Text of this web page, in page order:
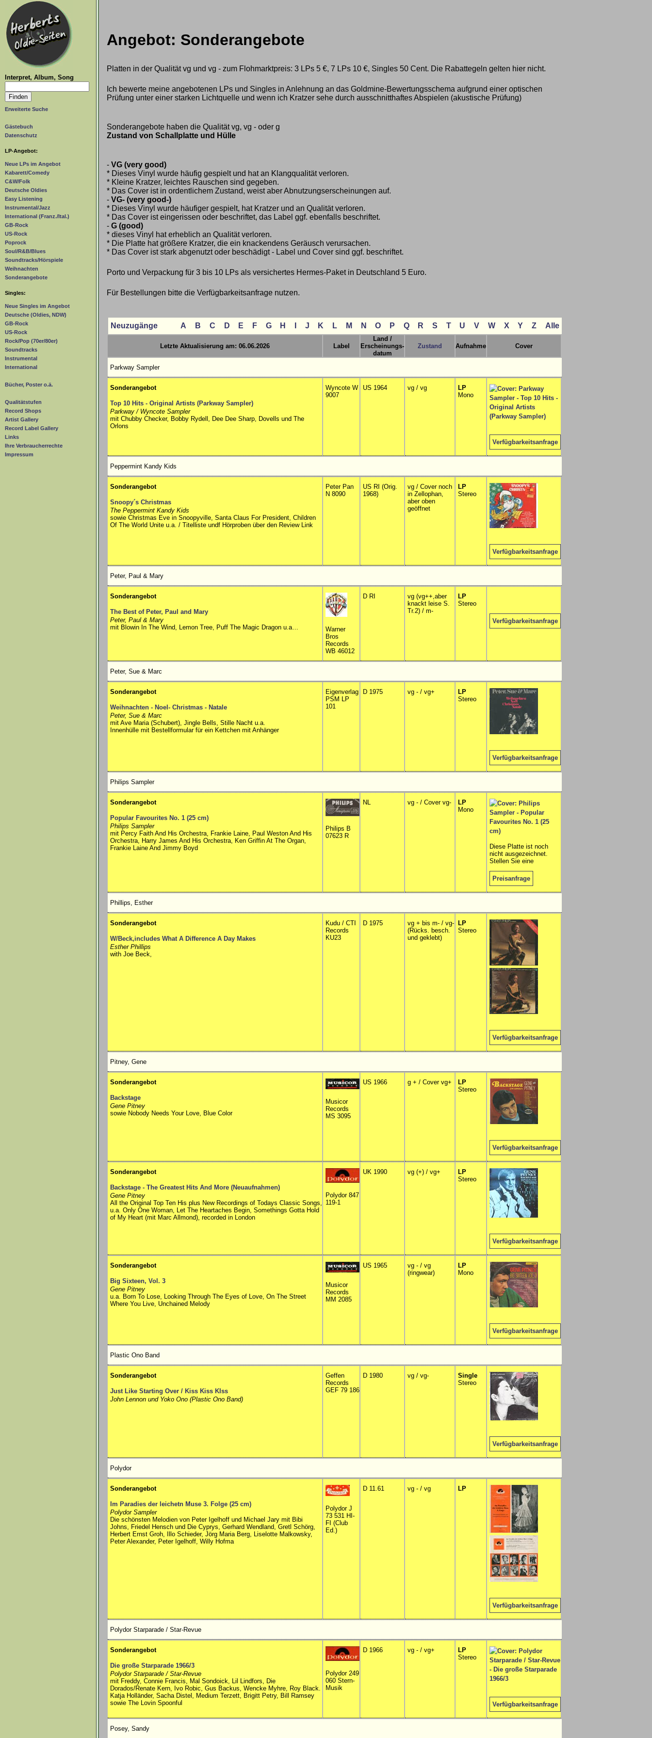
Interpret, Album, Song
Erweiterte Suche
Gästebuch
Datenschutz
LP-Angebot:
Neue LPs im Angebot
Kabarett/Comedy
C&W/Folk
Deutsche Oldies
Easy Listening
Instrumental/Jazz
International (Franz./Ital.)
GB-Rock
US-Rock
Poprock
Soul/R&B/Blues
Soundtracks/Hörspiele
Weihnachten
Sonderangebote
Singles:
Neue Singles im Angebot
Deutsche (Oldies, NDW)
GB-Rock
US-Rock
Rock/Pop (70er/80er)
Soundtracks
Instrumental
International
Bücher, Poster o.ä.
Qualitätstufen
Record Shops
Artist Gallery
Record Label Gallery
Links
Ihre Verbraucherrechte
Impressum
Angebot: Sonderangebote
Platten in der Qualität vg und vg - zum Flohmarktpreis: 3 LPs 5 €, 7 LPs 10 €, Singles 50 Cent. Die Rabattegeln gelten hier nicht.
Ich bewerte meine angebotenen LPs und Singles in Anlehnung an das Goldmine-Bewertungsschema aufgrund einer optischen
Prüfung unter einer starken Lichtquelle und wenn ich Kratzer sehe durch ausschnitthaftes Abspielen (akustische Prüfung)
Sonderangebote haben die Qualität vg, vg - oder g
Zustand von Schallplatte und Hülle
- VG (very good)
* Dieses Vinyl wurde häufig gespielt und hat an Klangqualität verloren.
* Kleine Kratzer, leichtes Rauschen sind gegeben.
* Das Cover ist in ordentlichem Zustand, weist aber Abnutzungserscheinungen auf.
- VG- (very good-)
* Dieses Vinyl wurde häufiger gespielt, hat Kratzer und an Qualität verloren.
* Das Cover ist eingerissen oder beschriftet, das Label ggf. ebenfalls beschriftet.
- G (good)
* dieses Vinyl hat erheblich an Qualität verloren.
* Die Platte hat größere Kratzer, die ein knackendens Geräusch verursachen.
* Das Cover ist stark abgenutzt oder beschädigt - Label und Cover sind ggf. beschriftet.
Porto und Verpackung für 3 bis 10 LPs als versichertes Hermes-Paket in Deutschland 5 Euro.
Für Bestellungen bitte die Verfügbarkeitsanfrage nutzen.
Neuzugänge A B C D E F G H J K L M N O P Q R S T U V W X Y Z Alle
Letzte Aktualisierung am: 06.06.2026 Label
Land /
Erscheinungs-
datum
Zustand Aufnahme Cover
Parkway Sampler
Sonderangebot
Top 10 Hits - Original Artists (Parkway Sampler)
Parkway / Wyncote Sampler
mit Chubby Checker, Bobby Rydell, Dee Dee Sharp, Dovells und The
Orlons
Wyncote W
9007
US 1964 vg / vg
LP
Mono
Verfügbarkeitsanfrage
Peppermint Kandy Kids
Sonderangebot
Snoopy´s Christmas
The Peppermint Kandy Kids
sowie Christmas Eve in Snoopyville, Santa Claus For President, Children
Of The World Unite u.a. / Titelliste undf Hörproben über den Review Link
Peter Pan
N 8090
US RI (Orig.
1968)
vg / Cover noch
in Zellophan,
aber oben
geöffnet
LP
Stereo
Verfügbarkeitsanfrage
Peter, Paul & Mary
Sonderangebot
The Best of Peter, Paul and Mary
Peter, Paul & Mary
mit Blowin In The Wind, Lemon Tree, Puff The Magic Dragon u.a…
Warner
Bros
Records
WB 46012
D RI
vg (vg++,aber
knackt leise S.
Tr.2) / m-
LP
Stereo
Verfügbarkeitsanfrage
Peter, Sue & Marc
Sonderangebot
Weihnachten - Noel- Christmas - Natale
Peter, Sue & Marc
mit Ave Maria (Schubert), Jingle Bells, Stille Nacht u.a.
Innenhülle mit Bestellformular für ein Kettchen mit Anhänger
Eigenverlag
PSM LP
101
D 1975 vg - / vg+
LP
Stereo
Verfügbarkeitsanfrage
Philips Sampler
Sonderangebot
Popular Favourites No. 1 (25 cm)
Philips Sampler
mit Percy Faith And His Orchestra, Frankie Laine, Paul Weston And His
Orchestra, Harry James And His Orchestra, Ken Griffin At The Organ,
Frankie Laine And Jimmy Boyd
Philips B
07623 R
NL vg - / Cover vg-
LP
Mono
Diese Platte ist noch
nicht ausgezeichnet.
Stellen Sie eine
Preisanfrage
Phillips, Esther
Sonderangebot
W/Beck,includes What A Difference A Day Makes
Esther Phillips
with Joe Beck,
Kudu / CTI
Records
KU23
D 1975
vg + bis m- / vg-
(Rücks. besch.
und geklebt)
LP
Stereo
Verfügbarkeitsanfrage
Pitney, Gene
Sonderangebot
Backstage
Gene Pitney
sowie Nobody Needs Your Love, Blue Color
Musicor
Records
MS 3095
US 1966 g + / Cover vg+
LP
Stereo
Verfügbarkeitsanfrage
Sonderangebot
Backstage - The Greatest Hits And More (Neuaufnahmen)
Gene Pitney
All the Original Top Ten His plus New Recordings of Todays Classic Songs,
u.a. Only One Woman, Let The Heartaches Begin, Somethings Gotta Hold
of My Heart (mit Marc Allmond), recorded in London
Polydor 847
119-1
UK 1990 vg (+) / vg+
LP
Stereo
Verfügbarkeitsanfrage
Sonderangebot
Big Sixteen, Vol. 3
Gene Pitney
u.a. Born To Lose, Looking Through The Eyes of Love, On The Street
Where You Live, Unchained Melody
Musicor
Records
MM 2085
US 1965
vg - / vg
(ringwear)
LP
Mono
Verfügbarkeitsanfrage
Plastic Ono Band
Sonderangebot
Just Like Starting Over / Kiss Kiss KIss
John Lennon und Yoko Ono (Plastic Ono Band)
Geffen
Records
GEF 79 186
D 1980 vg / vg-
Single
Stereo
Verfügbarkeitsanfrage
Polydor
Sonderangebot
Im Paradies der leichetn Muse 3. Folge (25 cm)
Polydor Sampler
Die schönsten Melodien von Peter Igelhoff und Michael Jary mit Bibi
Johns, Friedel Hensch und Die Cyprys, Gerhard Wendland, Gretl Schörg,
Herbert Ernst Groh, Illo Schieder, Jörg Maria Berg, Liselotte Malkowsky,
Peter Alexander, Peter Igelhoff, Willy Hofma
Polydor J
73 531 HI-
FI (Club
Ed.)
D 11.61 vg - / vg LP
Verfügbarkeitsanfrage
Polydor Starparade / Star-Revue
Sonderangebot
Die große Starparade 1966/3
Polydor Starparade / Star-Revue
mit Freddy, Connie Francis, Mal Sondoick, Lil Lindfors, Die
Dorados/Renate Kern, Ivo Robic, Gus Backus, Wencke Myhre, Roy Black.
Katja Holländer, Sacha Distel, Medium Terzett, Brigitt Petry, Bill Ramsey
sowie The Lovin Spoonful
Polydor 249
060 Stern-
Musik
D 1966 vg - / vg+
LP
Stereo
Verfügbarkeitsanfrage
Posey, Sandy